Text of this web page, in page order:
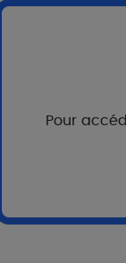
Partout
La gamme
Pour